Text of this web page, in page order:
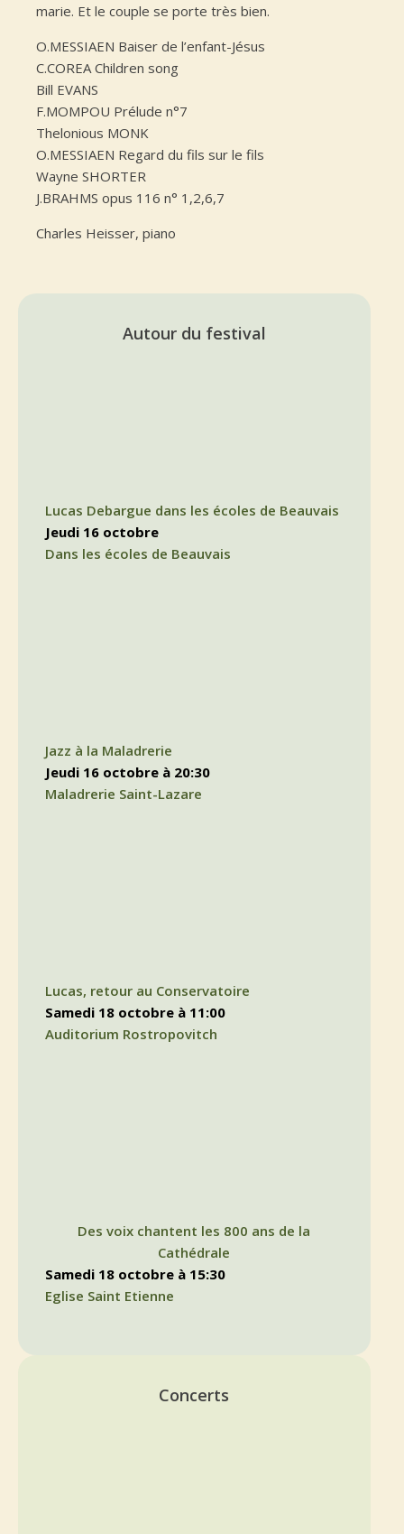
marie. Et le couple se porte très bien.
O.MESSIAEN Baiser de l’enfant-Jésus
C.COREA Children song
Bill EVANS
F.MOMPOU Prélude n°7
Thelonious MONK
O.MESSIAEN Regard du fils sur le fils
Wayne SHORTER
J.BRAHMS opus 116 n° 1,2,6,7
Charles Heisser, piano
Autour du festival
Lucas Debargue dans les écoles de Beauvais
jeudi 16 octobre
Dans les écoles de Beauvais
Jazz à la Maladrerie
jeudi 16 octobre à 20:30
Maladrerie Saint-Lazare
Lucas, retour au Conservatoire
samedi 18 octobre à 11:00
Auditorium Rostropovitch
Des voix chantent les 800 ans de la
Cathédrale
samedi 18 octobre à 15:30
Eglise Saint Etienne
Concerts